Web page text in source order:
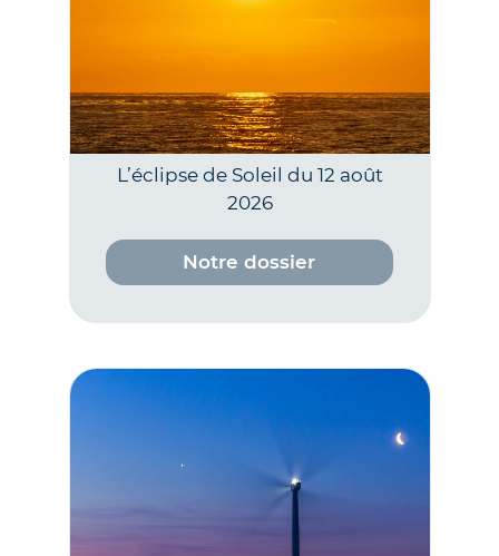
L’éclipse de Soleil du 12 août
2026
Notre dossier